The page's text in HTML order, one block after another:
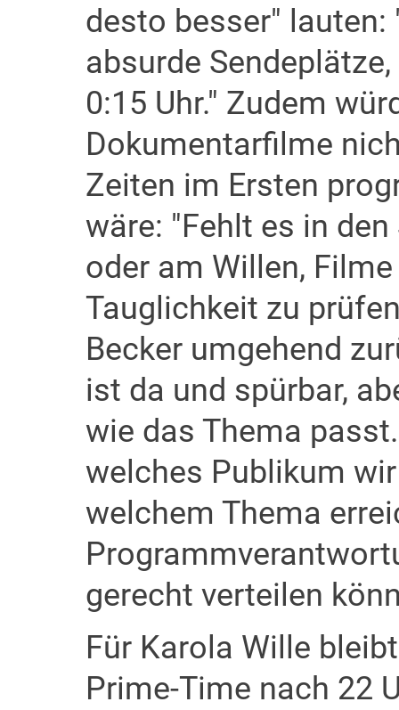
desto besser"
absurde
0:15 Uhr." Zudem
Dokumentarfilme
Zeiten im Ersten
wäre: "Fehlt es in
oder am Willen,
Tauglichkeit zu
Becker umgehend
ist da und spürbar,
wie das Thema
welches Publikum
welchem Thema
gerecht verteilen
Für Karola Wille
Prime-Time nach 22